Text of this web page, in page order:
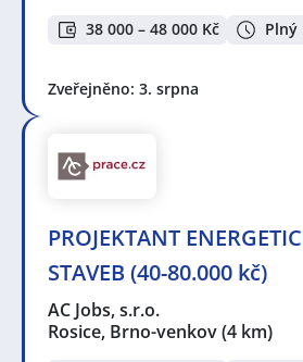
38 000 – 48 000 Kč Plný
Zveřejněno: 3. srpna
PROJEKTANT
STAVEB (40-80.000 kč)
AC Jobs, s.r.o.
Rosice, Brno-venkov(4 km)